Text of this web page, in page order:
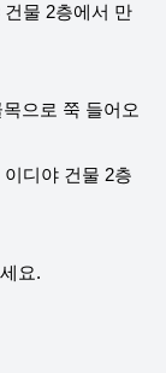
물 2층에서 만
으로 쭉 들어오
디야 건물 2층
요.